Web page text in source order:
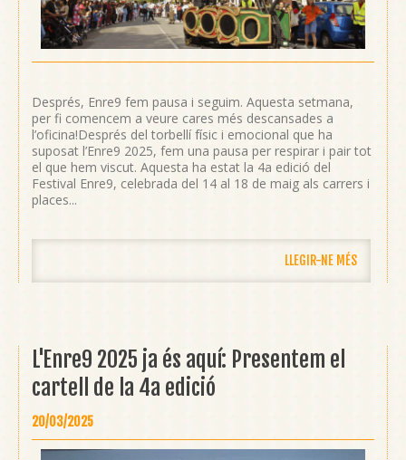
Després, Enre9 fem pausa i seguim. Aquesta setmana,
per fi comencem a veure cares més descansades a
l’oficina!Després del torbellí físic i emocional que ha
suposat l’Enre9 2025, fem una pausa per respirar i pair tot
el que hem viscut. Aquesta ha estat la 4a edició del
Festival Enre9, celebrada del 14 al 18 de maig als carrers i
places...
LLEGIR-NE MÉS
L'Enre9 2025 ja és aquí: Presentem el
cartell de la 4a edició
20/03/2025